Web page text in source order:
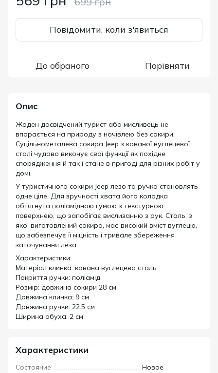
Повідомити, коли з'явиться
До обраного Порівняти
Опис
Жоден досвідчений турист або мисливець не
впорається на природу з ночівлею без сокири.
Суцільнометалева сокира Jeep з кованої вуглецевої
сталі чудово виконує свої функції як похідне
спорядження й так і стане в пригоді для різних робіт у
домі.
У туристичного сокири Jeep лезо та ручка становлять
одне ціле. Для зручності хвата його колодка
обтягнута поліамідною гумою з текстурною
поверхнею, що запобігає вислизанню з рук. Сталь, з
якої виготовлений сокира, має високий вміст вуглецю,
що забезпечує її міцність і тривале збереження
заточування леза.
Характеристики:
Матеріал клинка: кована вуглецева сталь
Покриття ручки: поліамід
Розмір: довжина сокири 28 см
Довжина клинка: 9 см
Довжина ручки: 22.5 см
Ширина обуха: 2 см
Характеристики
Состояние Новое